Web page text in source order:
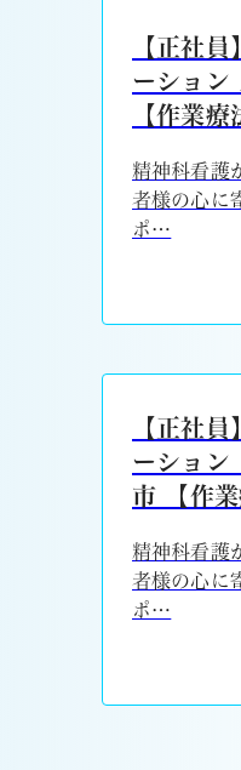
【正社
ーション
【作業療
精神科看護
者様の心に
ポ…
【正社
ーション
市 【作業
精神科看護
者様の心に
ポ…